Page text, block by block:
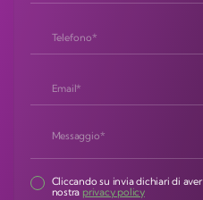
Cliccando su invia dichiari di
nostra privacy policy